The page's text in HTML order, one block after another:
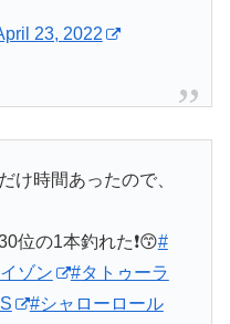
23, 2022
け時間あったので、
位の1本釣れた❗😙#
ゾン
#タトゥーラ
#シャローロール